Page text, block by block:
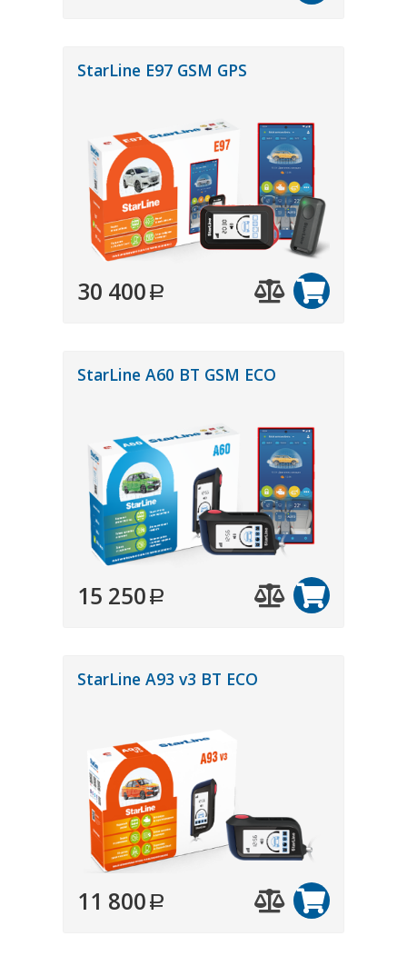
StarLine E97 GSM GPS
30 400
StarLine A60 BT GSM ECO
15 250
StarLine A93 v3 BT ECO
11 800